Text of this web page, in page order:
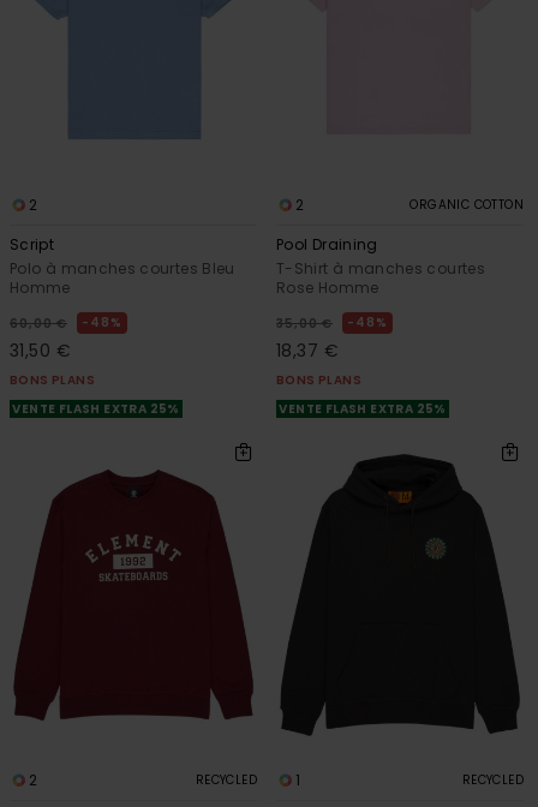
2
Script
Polo à manches courtes Bleu
Homme
60,00 € 48%
31,50 €
BONS PLANS
VENTE FLASH EXTRA 25%
2 ORGANIC COTTON
Pool Draining
T-Shirt à manches courtes
Rose Homme
35,00 € 48%
18,37 €
BONS PLANS
VENTE FLASH EXTRA 25%
2 RECYCLED 1 RECYCLED